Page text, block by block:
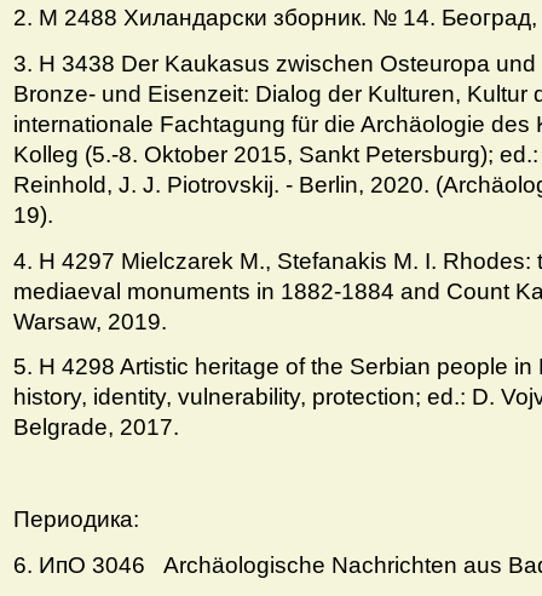
2. M 2488 Хиландарски зборник. № 14.
3. Н 3438 Der Kaukasus zwischen Osteuropa und
Bronze- und Eisenzeit: Dialog der Kulturen, Kultur
internationale Fachtagung für die Archäologie des
Kolleg (5.-8. Oktober 2015, Sankt Petersburg);
Reinhold, J. J. Piotrovskij. - Berlin, 2020.
19).
4. H 4297 Mielczarek М., Stefanakis M. I. Rhodes:
mediaeval monuments in 1882-1884 and Count
Warsaw, 2019.
5. H 4298 Artistic heritage of the Serbian people
history, identity, vulnerability, protection; ed.: D.
Belgrade, 2017.
Периодика:
6. ИпО 3046 Archäologische Nachrichten aus